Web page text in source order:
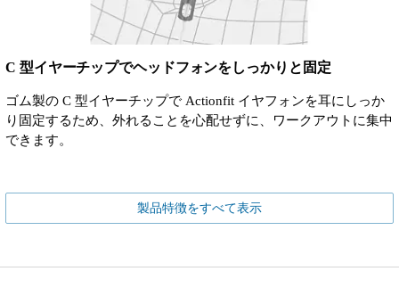
C 型イヤーチップでヘッドフォンをしっかりと固定
ゴム製の C 型イヤーチップで Actionfit イヤフォンを耳にしっか
り固定するため、外れることを心配せずに、ワークアウトに集中
できます。
製品特徴をすべて表示